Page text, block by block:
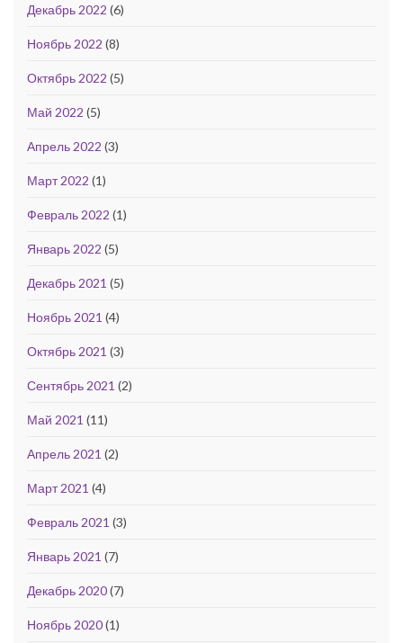
Декабрь 2022 (6)
Ноябрь 2022 (8)
Октябрь 2022 (5)
Май 2022 (5)
Апрель 2022 (3)
Март 2022 (1)
Февраль 2022 (1)
Январь 2022 (5)
Декабрь 2021 (5)
Ноябрь 2021 (4)
Октябрь 2021 (3)
Сентябрь 2021 (2)
Май 2021 (11)
Апрель 2021 (2)
Март 2021 (4)
Февраль 2021 (3)
Январь 2021 (7)
Декабрь 2020(7)
Ноябрь 2020(1)